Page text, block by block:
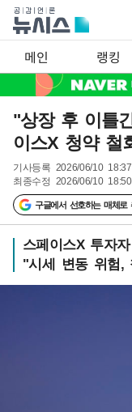
메인 랭킹
"상장 후 이틀
이스X 청약 철
기사등록 2026/06/10
최종수정 2026/06/10
구글에서 선호하는 매체로
스페이스X 투자
"시세 변동 위험,